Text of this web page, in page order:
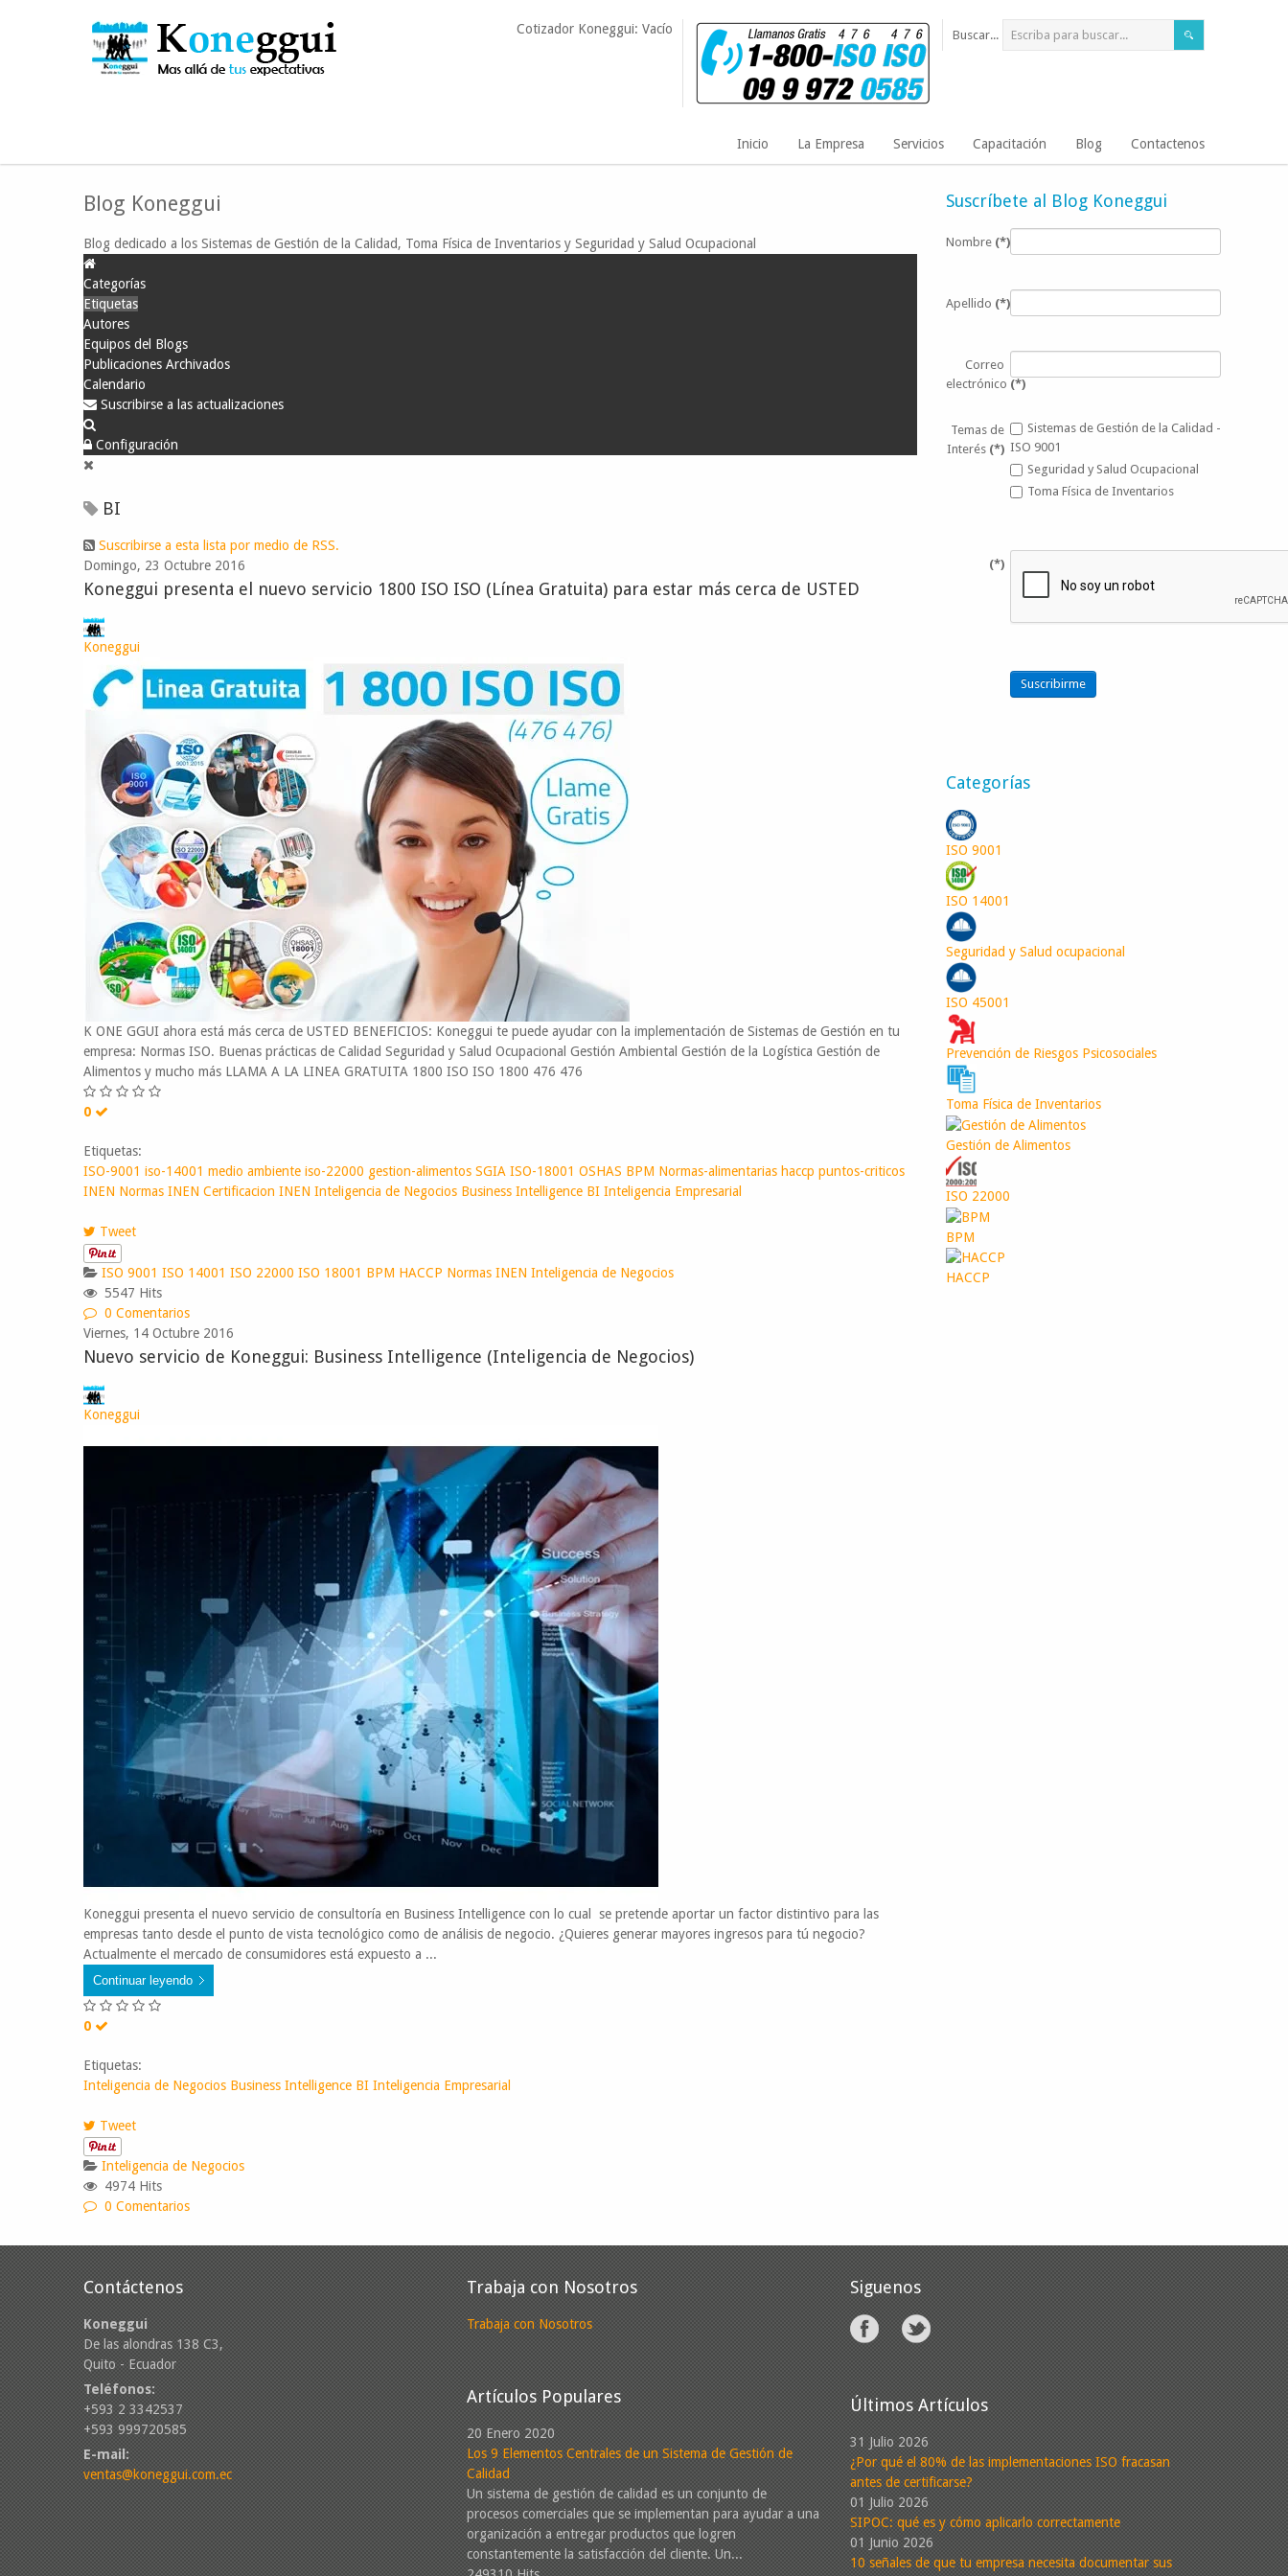
Buscar...
Cotizador Koneggui: Vacío
Inicio La Empresa Servicios Capacitación Blog Contactenos
Blog Koneggui
Blog dedicado a los Sistemas de Gestión de la Calidad, Toma Física de Inventarios y Seguridad y Salud Ocupacional
Categorías
Etiquetas
Autores
Equipos del Blogs
Publicaciones Archivados
Calendario
Suscribirse a las actualizaciones
Configuración
BI
Suscribirse a esta lista por medio de RSS.
Domingo, 23 Octubre 2016
Koneggui presenta el nuevo servicio 1800 ISO ISO (Línea Gratuita) para estar más cerca de USTED
Koneggui
K ONE GGUI ahora está más cerca de USTED BENEFICIOS: Koneggui te puede ayudar con la implementación de Sistemas de Gestión en tu
empresa: Normas ISO. Buenas prácticas de Calidad Seguridad y Salud Ocupacional Gestión Ambiental Gestión de la Logística Gestión de
Alimentos y mucho más LLAMA A LA LINEA GRATUITA 1800 ISO ISO 1800 476 476
0
Etiquetas:
ISO-9001 iso-14001 medio ambiente iso-22000 gestion-alimentos SGIA ISO-18001 OSHAS BPM Normas-alimentarias haccp puntos-criticos
INEN Normas INEN Certificacion INEN Inteligencia de Negocios Business Intelligence BI Inteligencia Empresarial
Tweet
ISO 9001 ISO 14001 ISO 22000 ISO 18001 BPM HACCP Normas INEN Inteligencia de Negocios
5547 Hits
0 Comentarios
Viernes, 14 Octubre 2016
Nuevo servicio de Koneggui: Business Intelligence (Inteligencia de Negocios)
Koneggui
Koneggui presenta el nuevo servicio de consultoría en Business Intelligence con lo cual se pretende aportar un factor distintivo para las
empresas tanto desde el punto de vista tecnológico como de análisis de negocio. ¿Quieres generar mayores ingresos para tú negocio?
Actualmente el mercado de consumidores está expuesto a ...
Continuar leyendo
0
Etiquetas:
Inteligencia de Negocios Business Intelligence BI Inteligencia Empresarial
Tweet
Inteligencia de Negocios
4974 Hits
0 Comentarios
Suscríbete al Blog Koneggui
Nombre (*)
Apellido (*)
Correo
electrónico (*)
Temas de
Interés (*)
Sistemas de Gestión de la Calidad -
ISO 9001
Seguridad y Salud Ocupacional
Toma Física de Inventarios
(*)
Suscribirme
Categorías
ISO 9001
ISO 14001
Seguridad y Salud ocupacional
ISO 45001
Prevención de Riesgos Psicosociales
Toma Física de Inventarios
Gestión de Alimentos
ISO 22000
BPM
HACCP
Contáctenos
Koneggui
De las alondras 138 C3,
Quito - Ecuador
Teléfonos:
+593 2 3342537
+593 999720585
E-mail:
ventas@koneggui.com.ec
Trabaja con Nosotros
Trabaja con Nosotros
Artículos Populares
20 Enero 2020
Los 9 Elementos Centrales de un Sistema de Gestión de
Calidad
Un sistema de gestión de calidad es un conjunto de
procesos comerciales que se implementan para ayudar a una
organización a entregar productos que logren
constantemente la satisfacción del cliente. Un...
Siguenos
Últimos Artículos
31 Julio 2026
¿Por qué el 80% de las implementaciones ISO fracasan
antes de certificarse?
01 Julio 2026
SIPOC: qué es y cómo aplicarlo correctamente
01 Junio 2026
10 señales de que tu empresa necesita documentar sus